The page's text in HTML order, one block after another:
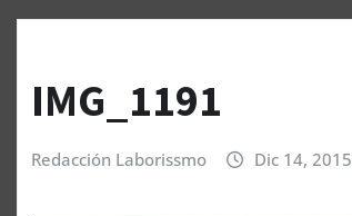
IMG_1191
Redacción Laborissmo Dic 14, 2015